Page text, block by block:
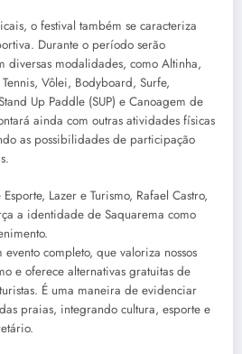
o festival também se caracteriza
Durante o período serão
diversas modalidades, como Altinha,
Vôlei, Bodyboard, Surfe,
Up Paddle (SUP) e Canoagem de
ainda com outras atividades físicas
as possibilidades de participação
Lazer e Turismo, Rafael Castro,
a identidade de Saquarema como
completo, que valoriza nossos
e oferece alternativas gratuitas de
É uma maneira de evidenciar
praias, integrando cultura, esporte e